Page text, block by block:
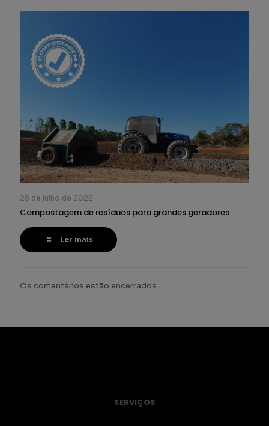
28 de julho de 2022
Compostagem de resíduos para grandes geradores
Ler mais
Os comentários estão encerrados.
SERVIÇOS